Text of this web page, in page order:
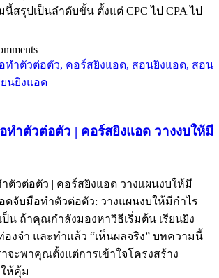
นี้สรุปเป็นลำดับขั้น ตั้งแต่ CPC ไป CPA ไป
ทำตัวต่อตัว | คอร์สยิงแอด วางงบให้มี
ตัวต่อตัว | คอร์สยิงแอด วางแผนงบให้มี
ดจับมือทำตัวต่อตัว: วางแผนงบให้มีกำไร
ป็น ถ้าคุณกำลังมองหาวิธีเริ่มต้น เรียนยิง
องจำ และทำแล้ว “เห็นผลจริง” บทความนี้
จะพาคุณตั้งแต่การเข้าใจโครงสร้าง
ห้คุ้ม